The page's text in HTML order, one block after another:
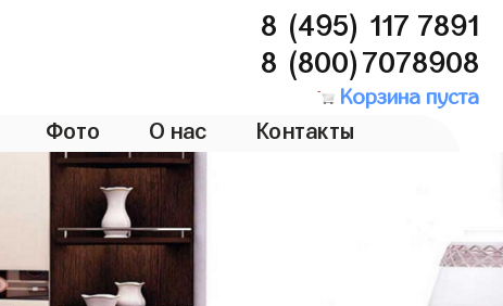
8 (495) 117 7891
8 (800)7078908
Корзина пуста
Фото О нас Контакты